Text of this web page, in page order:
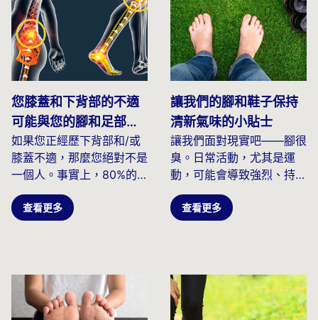
您膝蓋和下背部的不適
可能與您的腳和足部支
撐不良有關！
如果您正經歷下背部和/或
膝蓋不適，那麼您絕對不是
一個人。事實上，80%的
人在人生的某個階段都會經
歷過背痛...
查看更多
讓我們的腳和鞋子保持
清新氣味的小貼士
讓我們面對現實吧——腳很
臭。日常活動，尤其是運
動，可能會導致強烈、持久
的氣味。當細菌以我們腳部
產生的皮膚...
查看更多